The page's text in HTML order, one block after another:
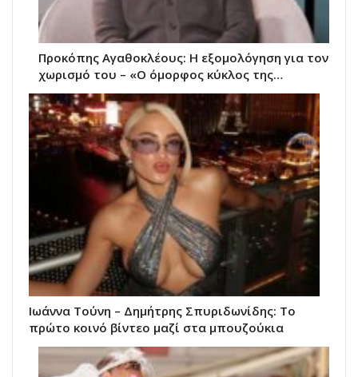
Προκόπης Αγαθοκλέους: Η εξομολόγηση για τον
χωρισμό του – «Ο όμορφος κύκλος της…
Ιωάννα Τούνη – Δημήτρης Σπυριδωνίδης: Το
πρώτο κοινό βίντεο μαζί στα μπουζούκια